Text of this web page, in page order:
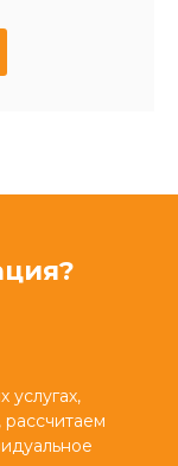
рассчитаем